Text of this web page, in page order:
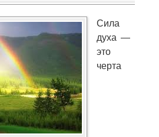
Сила
духа —
это
черта